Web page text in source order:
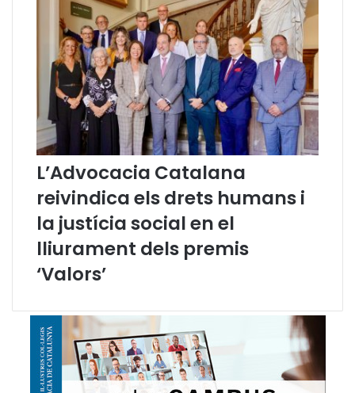
e
s
l
e
g
i
s
l
a
i
v
e
s
r
o
m
o
g
L’Advocacia Catalana
reivindica els drets humans i
la justícia social en el
lliurament dels premis
‘Valors’